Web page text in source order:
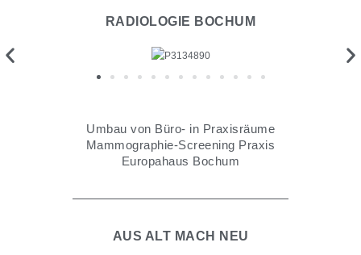
RADIOLOGIE BOCHUM​
Umbau von Büro- in Praxisräume
Mammographie-Screening Praxis
Europahaus Bochum
AUS ALT MACH NEU